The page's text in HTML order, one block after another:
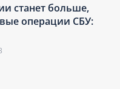
станет больше,
операции СБУ: